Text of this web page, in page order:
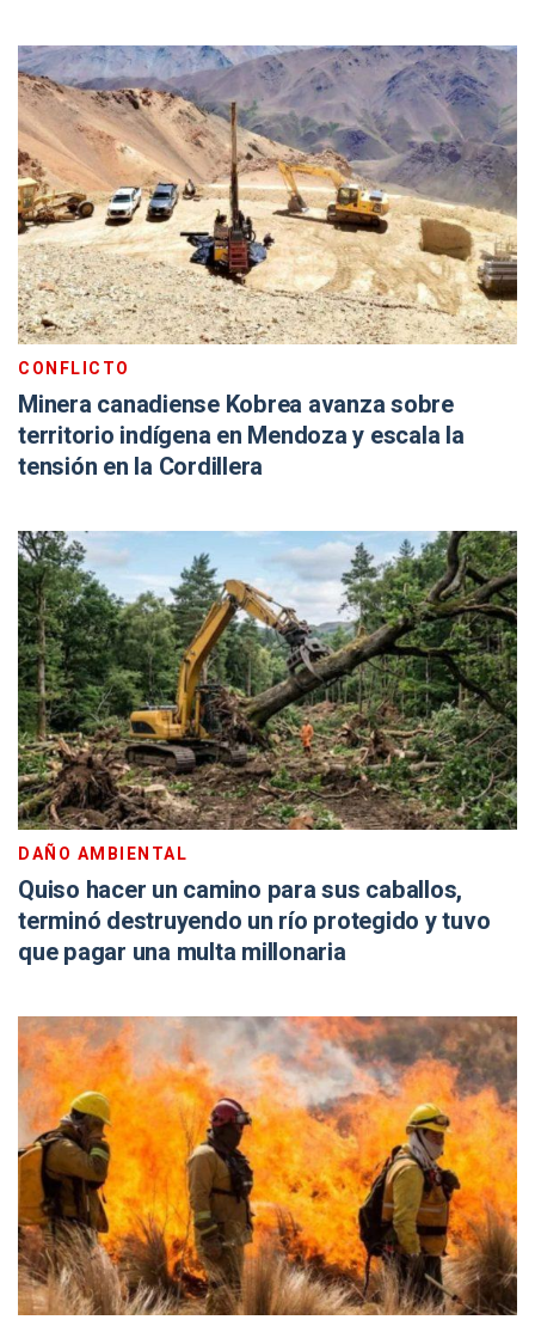
CONFLICTO
Minera canadiense Kobrea avanza sobre
territorio indígena en Mendoza y escala la
tensión en la Cordillera
DAÑO AMBIENTAL
Quiso hacer un camino para sus caballos,
terminó destruyendo un río protegido y tuvo
que pagar una multa millonaria